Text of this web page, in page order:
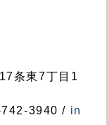
条東7丁目1
3940 / in